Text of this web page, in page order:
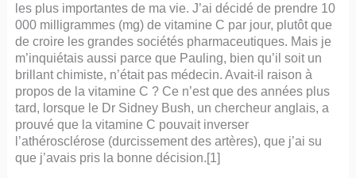
les plus importantes de ma vie. J’ai décidé de prendre 10
000 milligrammes (mg) de vitamine C par jour, plutôt que
de croire les grandes sociétés pharmaceutiques. Mais je
m’inquiétais aussi parce que Pauling, bien qu’il soit un
brillant chimiste, n’était pas médecin. Avait-il raison à
propos de la vitamine C ? Ce n’est que des années plus
tard, lorsque le Dr Sidney Bush, un chercheur anglais, a
prouvé que la vitamine C pouvait inverser
l’athérosclérose (durcissement des artères), que j’ai su
que j’avais pris la bonne décision.[1]